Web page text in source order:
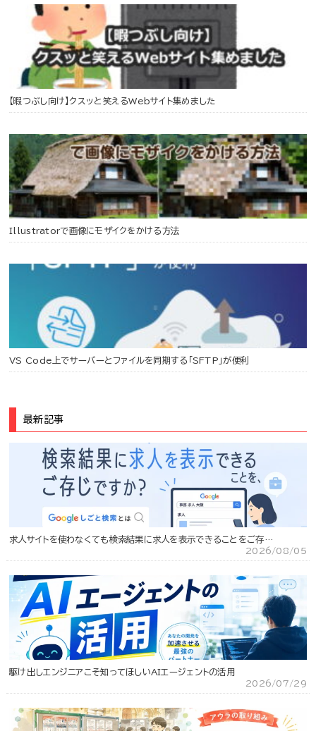
【暇つぶし向け】クスッと笑えるWebサイト集めました
Illustratorで画像にモザイクをかける方法
VS Code上でサーバーとファイルを同期する「SFTP」が便利
最新記事
求人サイトを使わなくても検索結果に求人を表示できることをご存…
2026/08/05
駆け出しエンジニアこそ知ってほしいAIエージェントの活用
2026/07/29